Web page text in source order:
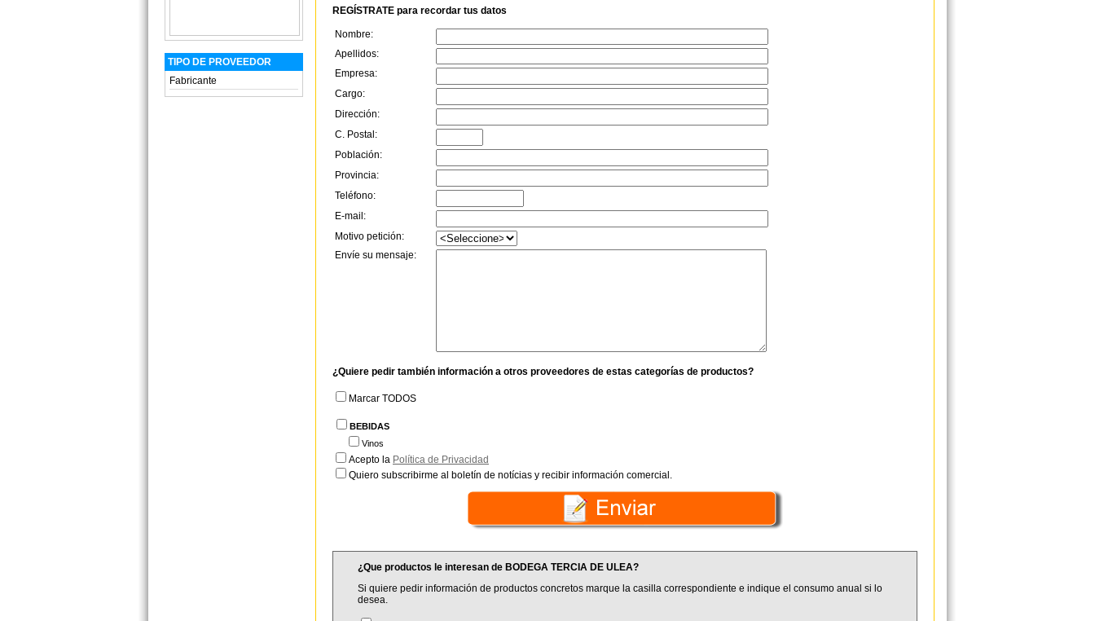
TIPO DE PROVEEDOR
Fabricante
REGÍSTRATE para recordar tus datos
Nombre:
Apellidos:
Empresa:
Cargo:
Dirección:
C. Postal:
Población:
Provincia:
Teléfono:
E-mail:
Motivo petición:
Envíe su mensaje:
¿Quiere pedir también información a otros proveedores de estas categorías de productos?
Marcar TODOS
BEBIDAS
Vinos
Acepto la Política de Privacidad
Quiero subscribirme al boletín de notícias y recibir información comercial.
¿Que productos le interesan de BODEGA TERCIA DE ULEA?
Si quiere pedir información de productos concretos marque la casilla correspondiente e indique el consumo anual si lo
desea.